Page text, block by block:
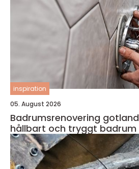
inspiration
05. August 2026
Badrumsrenovering gotland så skapar du ett
hållbart och tryggt badrum